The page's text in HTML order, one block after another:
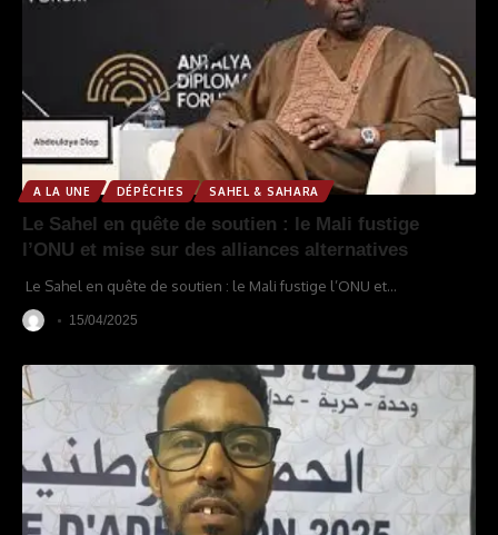
A LA UNE DÉPÊCHES SAHEL & SAHARA
Le Sahel en quête de soutien : le Mali fustige
l’ONU et mise sur des alliances alternatives
Le Sahel en quête de soutien : le Mali fustige l’ONU et…
15/04/2025